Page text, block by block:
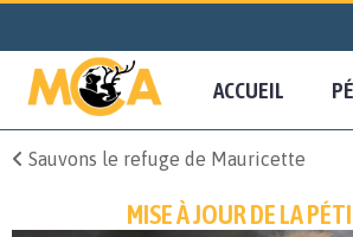
ACCUEIL
Sauvons le refuge de Mauricette
MISE À JOUR DE LA